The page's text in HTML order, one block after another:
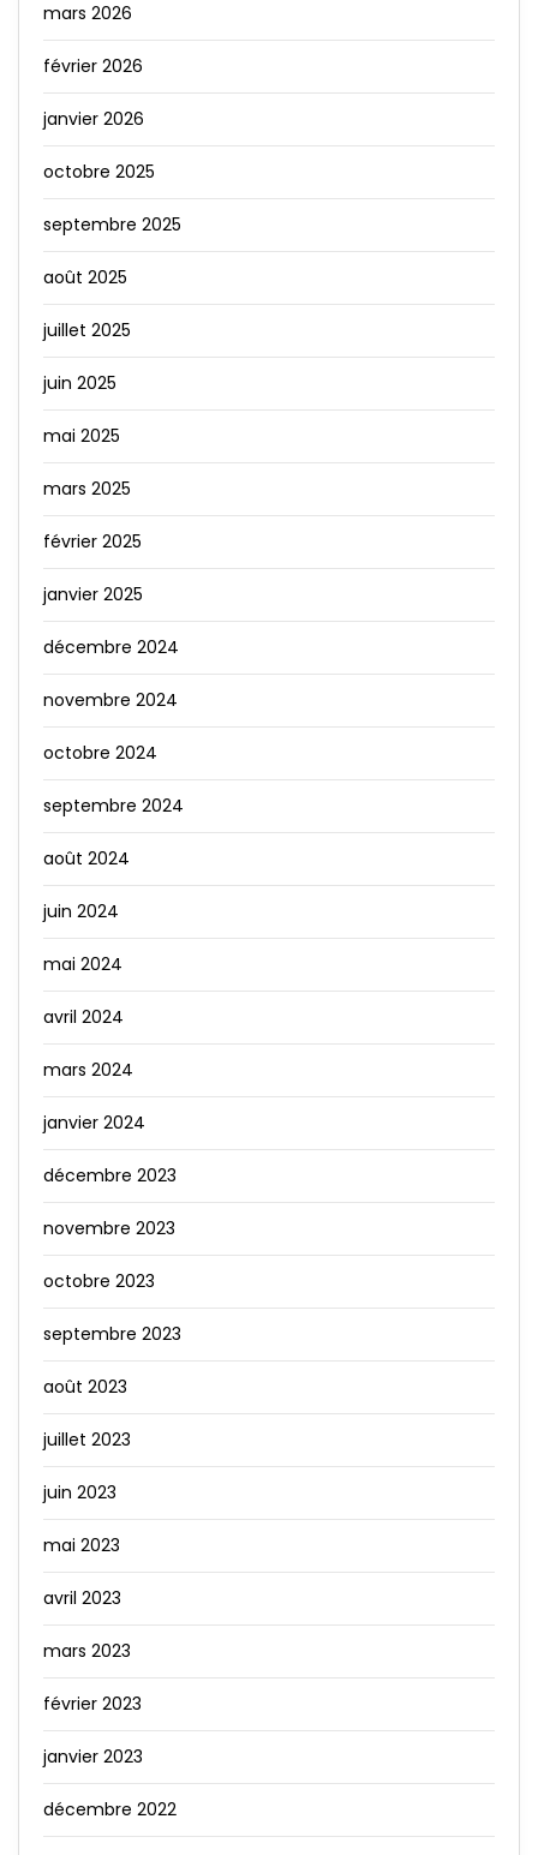
mars 2026
février 2026
janvier 2026
octobre 2025
septembre 2025
août 2025
juillet 2025
juin 2025
mai 2025
mars 2025
février 2025
janvier 2025
décembre 2024
novembre 2024
octobre 2024
septembre 2024
août 2024
juin 2024
mai 2024
avril 2024
mars 2024
janvier 2024
décembre 2023
novembre 2023
octobre 2023
septembre 2023
août 2023
juillet 2023
juin 2023
mai 2023
avril 2023
mars 2023
février 2023
janvier 2023
décembre 2022